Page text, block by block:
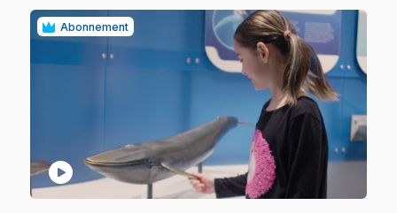
Abonnement
play_circle